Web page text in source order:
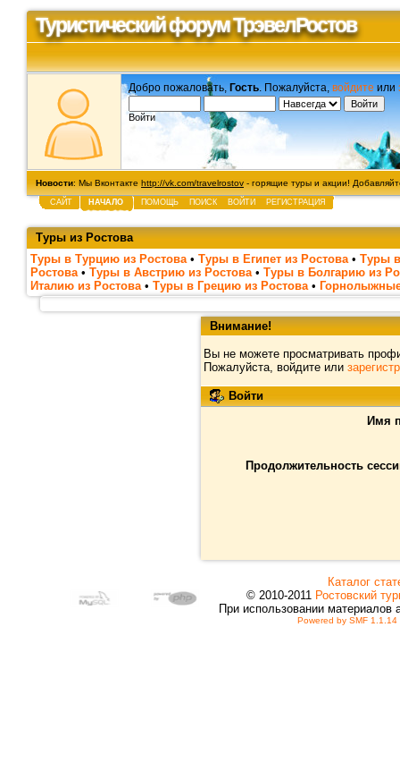
Туристический форум ТрэвелРостов
Добро пожаловать, Гость . Пожалуйста, войдите или
Войти
Новости: Мы Вконтакте http://vk.com/travelrostov - горящие туры и акции!
САЙТ НАЧАЛО ПОМОЩЬ ПОИСК ВОЙТИ РЕГИСТРАЦИЯ
Туры из Ростова
Туры в Турцию из Ростова • Туры в Египет из Ростова • Туры
Ростова • Туры в Австрию из Ростова • Туры в Болгарию из
Италию из Ростова • Туры в Грецию из Ростова •
Внимание!
Вы не можете просматривать
Пожалуйста, войдите или
Войти
Имя
Продолжительность
Каталог
© 2010-2011 Ростовский
При использовании материалов
Powered by SMF 1.1.14